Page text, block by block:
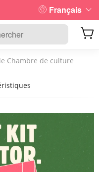
Français
Chambre de culture